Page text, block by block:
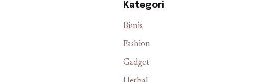
Kategori
Bisnis
Fashion
Gadget